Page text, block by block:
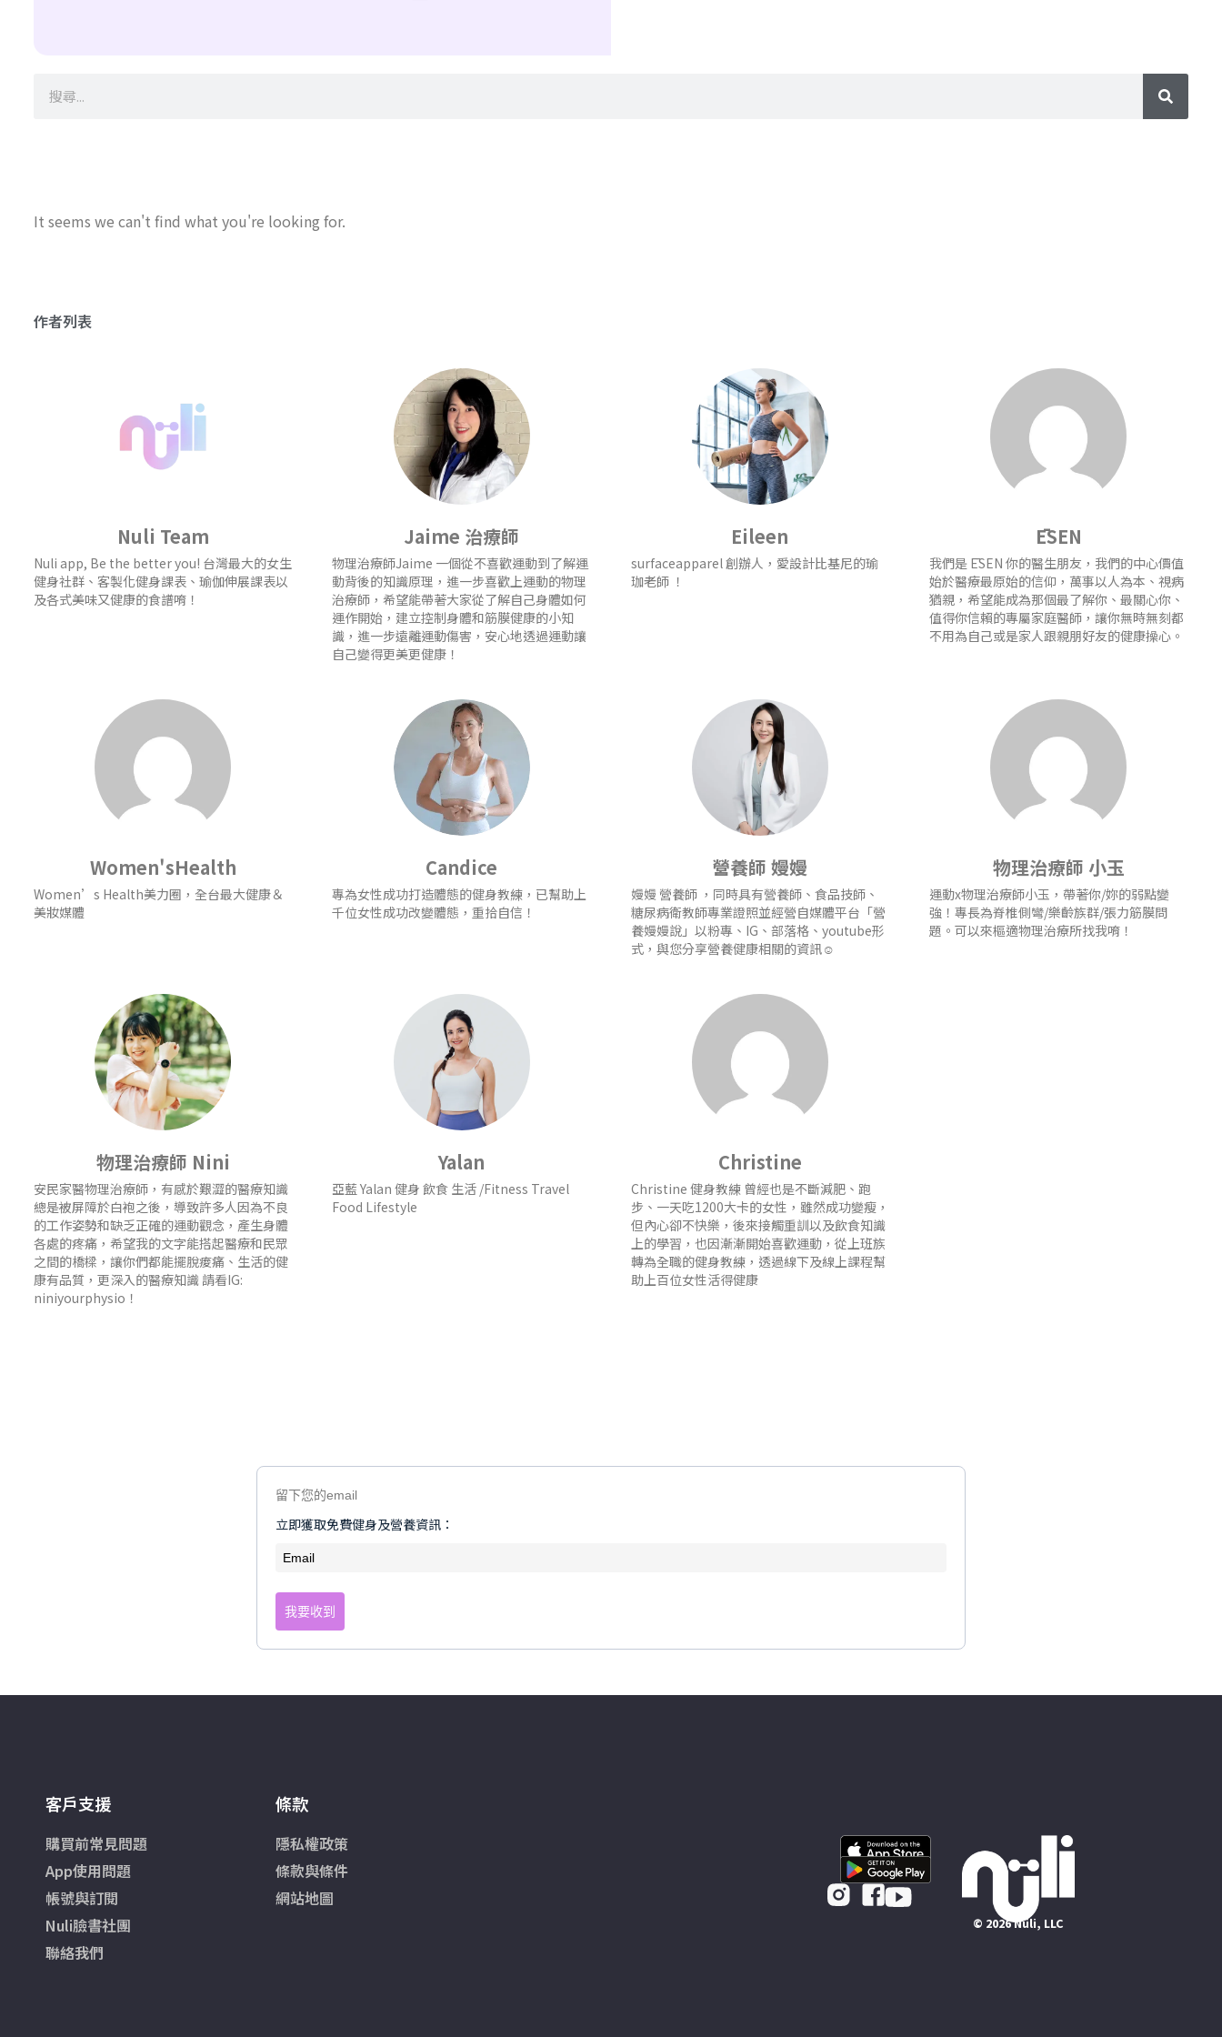
It seems we can't find what you're looking for.
作者列表
Nuli Team
Nuli app, Be the better you! 台灣最大的女生
健身社群、客製化健身課表、瑜伽伸展課表以
及各式美味又健康的食譜唷！
Jaime 治療師
物理治療師Jaime 一個從不喜歡運動到了解運
動背後的知識原理，進一步喜歡上運動的物理
治療師，希望能帶著大家從了解自己身體如何
運作開始，建立控制身體和筋膜健康的小知
識，進一步遠離運動傷害，安心地透過運動讓
自己變得更美更健康！
Eileen
surfaceapparel 創辦人，愛設計比基尼的瑜
珈老師 ！
ĒSEN
我們是 ĒSEN 你的醫生朋友，我們的中心價值
始於醫療最原始的信仰，萬事以人為本、視病
猶親，希望能成為那個最了解你、最關心你、
值得你信賴的專屬家庭醫師，讓你無時無刻都
不用為自己或是家人跟親朋好友的健康操心。
Women'sHealth
Women’s Health美力圈，全台最大健康＆
美妝媒體
Candice
專為女性成功打造體態的健身教練，已幫助上
千位女性成功改變體態，重拾自信！
營養師 嫚嫚
嫚嫚 營養師 ，同時具有營養師、食品技師、
糖尿病衛教師專業證照並經營自媒體平台「營
養嫚嫚說」以粉專、IG、部落格、youtube形
式，與您分享營養健康相關的資訊☺️
物理治療師 小玉
運動x物理治療師小玉，帶著你/妳的弱點變
強！專長為脊椎側彎/樂齡族群/張力筋膜問
題。可以來樞適物理治療所找我唷！
物理治療師 Nini
安民家醫物理治療師，有感於艱澀的醫療知識
總是被屏障於白袍之後，導致許多人因為不良
的工作姿勢和缺乏正確的運動觀念，產生身體
各處的疼痛，希望我的文字能搭起醫療和民眾
之間的橋樑，讓你們都能擺脫痠痛、生活的健
康有品質，更深入的醫療知識 請看IG:
niniyourphysio！
Yalan
亞藍 Yalan 健身 飲食 生活 /Fitness Travel
Food Lifestyle
Christine
Christine 健身教練 曾經也是不斷減肥、跑
步、一天吃1200大卡的女性，雖然成功變瘦，
但內心卻不快樂，後來接觸重訓以及飲食知識
上的學習，也因漸漸開始喜歡運動，從上班族
轉為全職的健身教練，透過線下及線上課程幫
助上百位女性活得健康
留下您的email
立即獲取免費健身及營養資訊：
我要收到
客戶支援
購買前常見問題
App使用問題
帳號與訂閱
Nuli臉書社團
聯絡我們
條款
隱私權政策
條款與條件
網站地圖
© 2026 Nüli, LLC